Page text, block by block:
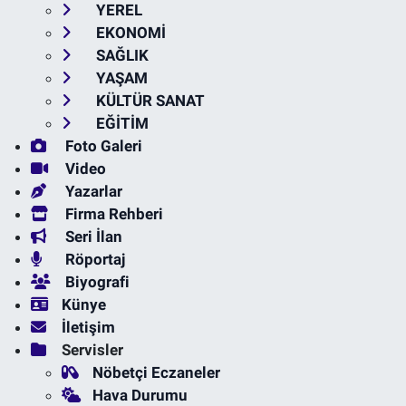
YEREL
EKONOMİ
SAĞLIK
YAŞAM
KÜLTÜR SANAT
EĞİTİM
Foto Galeri
Video
Yazarlar
Firma Rehberi
Seri İlan
Röportaj
Biyografi
Künye
İletişim
Servisler
Nöbetçi Eczaneler
Hava Durumu